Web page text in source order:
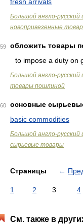
Большой англо-русский
новопривезенные
59
обложить товары
to impose a duty on
Большой англо-русский
товары пошлиной
60
основные
basic commodities
Большой англо-русский
сырьевые товары
Страницы ←
1 2 3 4
См. также в